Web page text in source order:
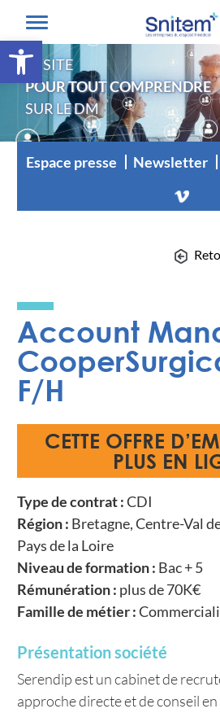
Ouvrir la barre
LE SITE
POUR TOUT COMPRENDRE
SUR LE DM
Espace presse Newsletter
Account
F/H
CETTE OFFRE
PLUS EN
Type de contrat :CDI
Région : Bretagne, Centre-Val
Pays de la Loire
Niveau de formation : Bac + 5
Rémunération : plus de 70K€
Famille de métier :
Présentation société
Serendip est un cabinet de
approche directe et de conseil